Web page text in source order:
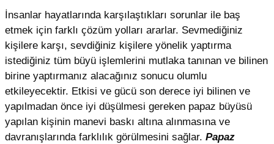
İnsanlar hayatlarında karşılaştıkları sorunlar ile baş
etmek için farklı çözüm yolları ararlar. Sevmediğiniz
kişilere karşı, sevdiğiniz kişilere yönelik yaptırma
istediğiniz tüm büyü işlemlerini mutlaka tanınan ve bilinen
birine yaptırmanız alacağınız sonucu olumlu
etkileyecektir. Etkisi ve gücü son derece iyi bilinen ve
yapılmadan önce iyi düşülmesi gereken papaz büyüsü
yapılan kişinin manevi baskı altına alınmasına ve
davranışlarında farklılık görülmesini sağlar. Papaz